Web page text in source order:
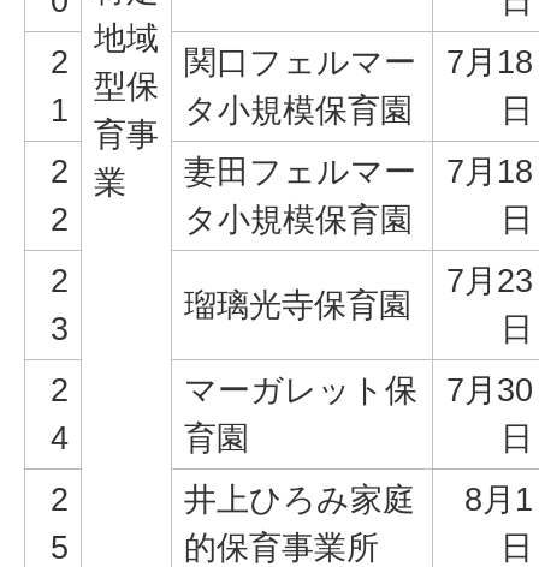
地域
型保
育事
業
2
1
関口フェルマー
タ小規模保育園
7月18
日
2
2
妻田フェルマー
タ小規模保育園
7月18
日
2
3
瑠璃光寺保育園
7月23
日
2
4
マーガレット保
育園
7月30
日
2
5
井上ひろみ家庭
的保育事業所
8月1
日